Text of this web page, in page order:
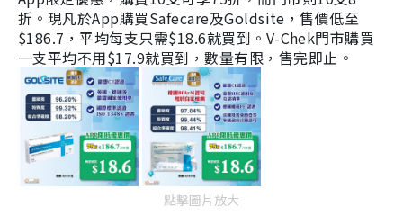
折。現凡於App購買Safecare及Goldsite，售價低至
$186.7，平均每支只需$18.6就買到。V-Chek門市購買
一支平均不用$17.9就買到，數量有限，售完即止。
點擊圖片放大